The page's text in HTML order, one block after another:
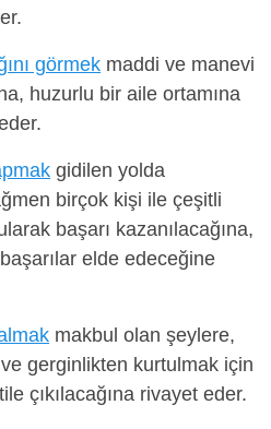
görmek maddi ve manevi
huzurlu bir aile ortamına
gidilen yolda
birçok kişi ile çeşitli
başarı kazanılacağına,
elde edeceğine
makbul olan şeylere,
gerginlikten kurtulmak için
çıkılacağına rivayet eder.